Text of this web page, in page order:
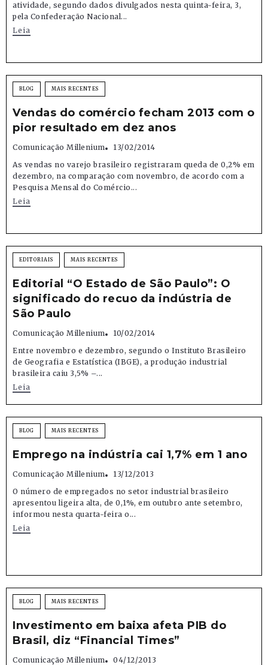
atividade, segundo dados divulgados nesta quinta-feira, 3,
pela Confederação Nacional...
Leia
BLOG MAIS RECENTES
Vendas do comércio fecham 2013 com o
pior resultado em dez anos
Comunicação Millenium
13/02/2014
As vendas no varejo brasileiro registraram queda de 0,2% em
dezembro, na comparação com novembro, de acordo com a
Pesquisa Mensal do Comércio...
Leia
EDITORIAIS MAIS RECENTES
Editorial “O Estado de São Paulo”: O
significado do recuo da indústria de
São Paulo
Comunicação Millenium
10/02/2014
Entre novembro e dezembro, segundo o Instituto Brasileiro
de Geografia e Estatística (IBGE), a produção industrial
brasileira caiu 3,5% –...
Leia
BLOG MAIS RECENTES
Emprego na indústria cai 1,7% em 1 ano
Comunicação Millenium
13/12/2013
O número de empregados no setor industrial brasileiro
apresentou ligeira alta, de 0,1%, em outubro ante setembro,
informou nesta quarta-feira o...
Leia
BLOG MAIS RECENTES
Investimento em baixa afeta PIB do
Brasil, diz “Financial Times”
Comunicação Millenium
04/12/2013